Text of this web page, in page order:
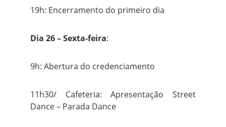
19h: Encerramento do primeiro dia
Dia 26 – Sexta-feira:
9h: Abertura do credenciamento
11h30/ Cafeteria: Apresentação Street
Dance – Parada Dance